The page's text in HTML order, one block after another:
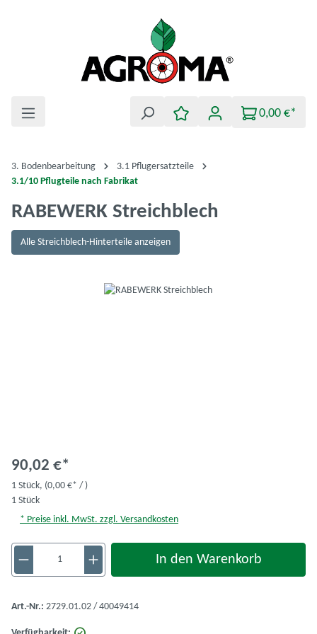
0,00 €*
3. Bodenbearbeitung
3.1 Pflugersatzteile
3.1/10 Pflugteile nach Fabrikat
RABEWERK Streichblech
Alle Streichblech-Hinterteile anzeigen
Bildergalerie überspringen
90,02 €*
1 Stück, (0,00 €* / )
1 Stück
* Preise inkl. MwSt. zzgl. Versandkosten
Produkt Anzahl: Gib den gewünschten Wert
In den Warenkorb
Art.-Nr.: 2729.01.02 / 40049414